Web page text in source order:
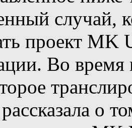
случай,
проект MK
Во время
о